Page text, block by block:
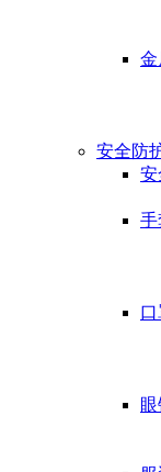
金
安全防
安
手